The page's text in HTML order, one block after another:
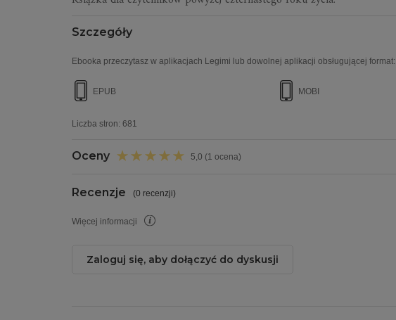
Szczegóły
Ebooka przeczytasz w aplikacjach Legimi lub dowolnej aplikacji obsługującej format:
EPUB MOBI
Liczba stron: 681
Oceny 5,0 (1 ocena)
Recenzje (0 recenzji)
Więcej informacji
Zaloguj się, aby dołączyć do dyskusji